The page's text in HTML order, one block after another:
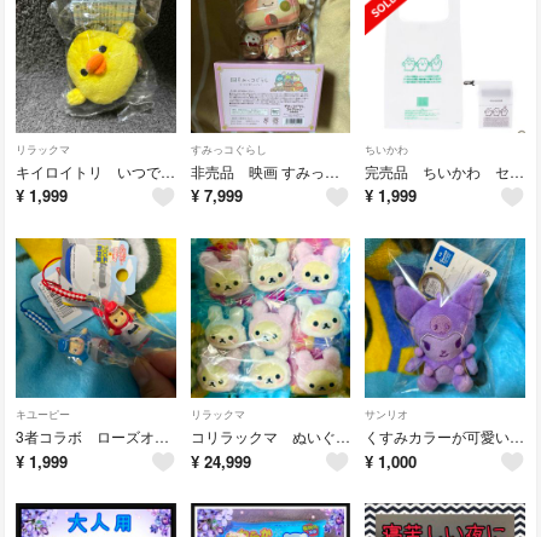
リラックマ
キイロイトリ いつでもいっしょ♪ リラックマ おでかけぬいぐるみ 2019年レア
¥ 1,999
すみっコぐらし
非売品 映画 すみっコぐらし ツギハギ工場のふしぎなコ てのりぬいぐるみセット 4個セット
¥ 7,999
ちいかわ
完売品 ちいかわ セブンイレブン限定 エコバッグ 1セット 収納袋付き
¥ 1,999
キユーピー
3者コラボ ローズオニールキューピー × ロディ × 700系新幹線 根付 2個
¥ 1,999
リラックマ
コリラックマ ぬいぐるみバッジコレクション うさぎ 9個セット 新品未使用
¥ 24,999
サンリオ
くすみカラーが可愛い クロミ マスコットキーホルダー レアカラー 新品タグ付き
¥ 1,000